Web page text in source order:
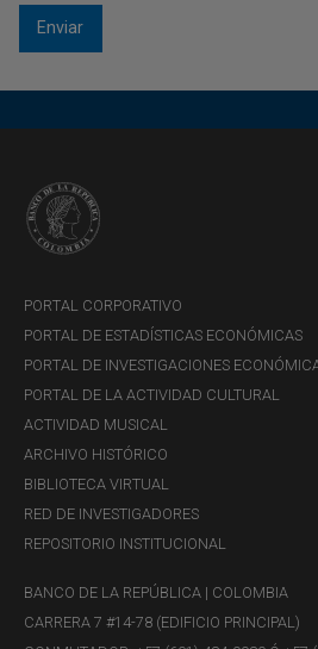
PORTAL CORPORATIVO
PORTAL DE ESTADÍSTICAS ECONÓMICAS
PORTAL DE INVESTIGACIONES
PORTAL DE LA ACTIVIDAD CULTURAL
ACTIVIDAD MUSICAL
ARCHIVO HISTÓRICO
BIBLIOTECA VIRTUAL
RED DE INVESTIGADORES
REPOSITORIO INSTITUCIONAL
BANCO DE LA REPÚBLICA | COLOMBIA
CARRERA 7 #14-78 (EDIFICIO PRINCIPAL)